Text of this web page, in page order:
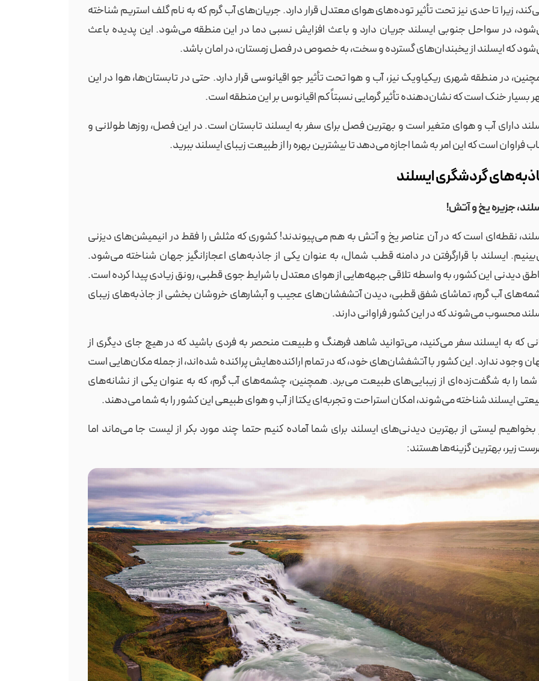
زیرا تا حدی نیز تحت تأثیر توده‌های هوای معتدل قرار دارد. جریان‌های آب گرم که به نام گلف استریم شناخته
در سواحل جنوبی ایسلند جریان دارد و باعث افزایش نسبی دما در این منطقه می‌شود. این پدیده باعث
که ایسلند از یخبندان‌های گسترده و سخت، به خصوص در فصل زمستان، در امان باشد.
در منطقه شهری ریکیاویک نیز، آب و هوا تحت تأثیر جو اقیانوسی قرار دارد. حتی در تابستان‌ها، هوا در این
بسیار خنک است که نشان‌دهنده تأثیر گرمایی نسبتاً کم اقیانوس بر این منطقه است.
دارای آب و هوای متغیر است و بهترین فصل برای سفر به ایسلند تابستان است. در این فصل، روزها طولانی و
فراوان است که این امر به شما اجازه می‌دهد تا بیشترین بهره را از طبیعت زیبای ایسلند ببرید.
گردشگری ایسلند
جزیره یخ و آتش!
نقطه‌ای است که در آن عناصر یخ و آتش به هم می‌پیوندند! کشوری که مثلش را فقط در انیمیشن‌های دیزنی
ایسلند با قرارگرفتن در دامنه قطب شمال، به عنوان یکی از جاذبه‌های اعجازانگیز جهان شناخته می‌شود.
دیدنی این کشور، به واسطه تلاقی جبهه‌هایی از هوای معتدل با شرایط جوی قطبی، رونق زیادی پیدا کرده است.
آب گرم، تماشای شفق قطبی، دیدن آتشفشان‌های عجیب‌ و آبشارهای خروشان بخشی از جاذبه‌های زیبای
محسوب می‌شوند که در این کشور فراوانی دارند.
که به ایسلند سفر می‌کنید، می‌توانید شاهد فرهنگ و طبیعت منحصر به فردی باشید که در هیچ جای دیگری از
وجود ندارد. این کشور با آتشفشان‌های خود، که در تمام اراکنده‌هایش پراکنده شده‌اند، از جمله مکان‌هایی است
را به شگفت‌زده‌ای از زیبایی‌های طبیعت می‌برد. همچنین، چشمه‌های آب گرم، که به عنوان یکی از نشانه‌های
ایسلند شناخته می‌شوند، امکان استراحت و تجربه‌ای یکتا از آب و هوای طبیعی این کشور را به شما می‌دهند.
بخواهیم لیستی از بهترین دیدنی‌های ایسلند برای شما آماده کنیم حتما چند مورد بکر از لیست جا می‌ماند اما
زیر، بهترین گزینه‌ها هستند: